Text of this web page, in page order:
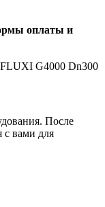
оплаты и
G4000 Dn300
После
с вами для